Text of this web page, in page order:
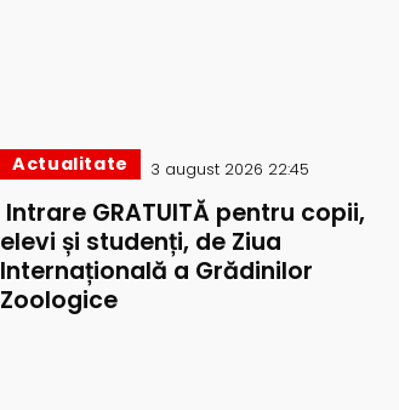
Actualitate 3 august 2026 22:45
Intrare GRATUITĂ pentru copii,
elevi și studenți, de Ziua
Internațională a Grădinilor
Zoologice